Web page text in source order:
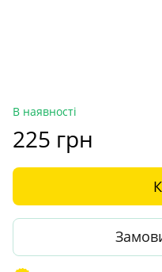
В наявності
225 грн